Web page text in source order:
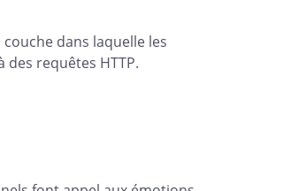
dans laquelle les
des requêtes HTTP.